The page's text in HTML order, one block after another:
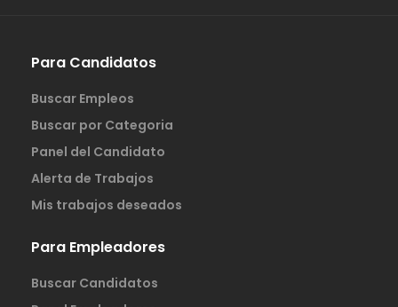
Para Candidatos
Buscar Empleos
Buscar por Categoria
Panel del Candidato
Alerta de Trabajos
Mis trabajos deseados
Para Empleadores
Buscar Candidatos